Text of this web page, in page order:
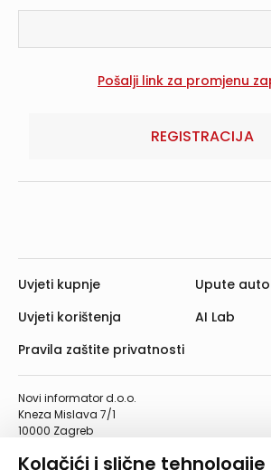
Kolačići i slične tehnologije
REGISTRACIJA
Novi informator d.o.o.
Kneza Mislava 7/1
10000 Zagreb
Telefaks: 01/4612-553
Uvjeti kupnje
Uvjeti korištenja
Pravila zaštite privatnosti
Upute
AI Lab